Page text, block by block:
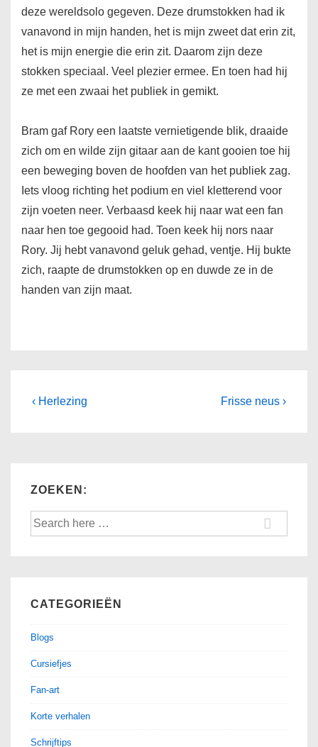
deze wereldsolo gegeven. Deze drumstokken had ik
vanavond in mijn handen, het is mijn zweet dat erin zit,
het is mijn energie die erin zit. Daarom zijn deze
stokken speciaal. Veel plezier ermee. En toen had hij
ze met een zwaai het publiek in gemikt.
Bram gaf Rory een laatste vernietigende blik, draaide
zich om en wilde zijn gitaar aan de kant gooien toe hij
een beweging boven de hoofden van het publiek zag.
Iets vloog richting het podium en viel kletterend voor
zijn voeten neer. Verbaasd keek hij naar wat een fan
naar hen toe gegooid had. Toen keek hij nors naar
Rory. Jij hebt vanavond geluk gehad, ventje. Hij bukte
zich, raapte de drumstokken op en duwde ze in de
handen van zijn maat.
Post
Previous
‹ Herlezing
Next
Frisse neus ›
ZOEKEN:
Search
CATEGORIEËN
Blogs
Cursiefjes
Fan-art
Korte verhalen
Schrijftips